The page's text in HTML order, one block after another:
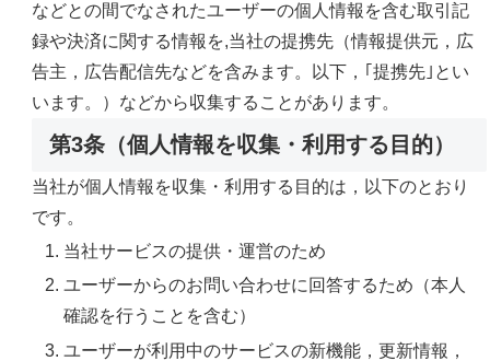
などとの間でなされたユーザーの個人情報を含む取引記
録や決済に関する情報を,当社の提携先（情報提供元，広
告主，広告配信先などを含みます。以下，｢提携先｣とい
います。）などから収集することがあります。
第3条（個人情報を収集・利用する目的）
当社が個人情報を収集・利用する目的は，以下のとおり
です。
当社サービスの提供・運営のため
ユーザーからのお問い合わせに回答するため（本人
確認を行うことを含む）
ユーザーが利用中のサービスの新機能，更新情報，